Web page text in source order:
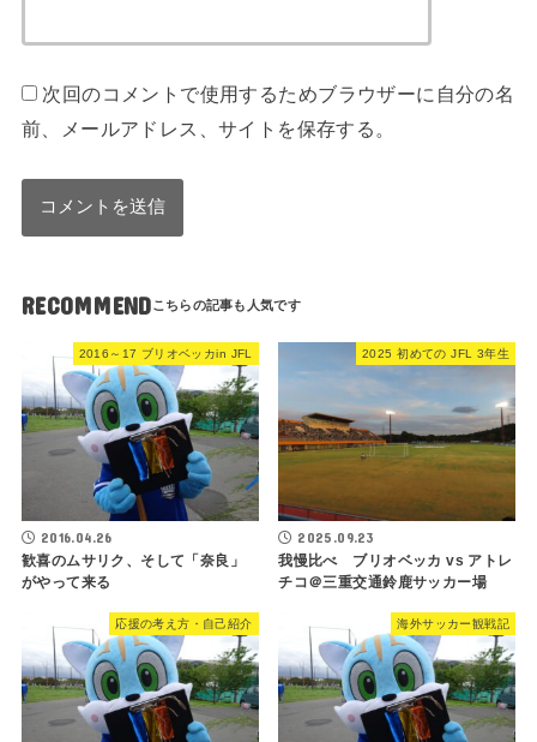
次回のコメントで使用するためブラウザーに自分の名
前、メールアドレス、サイトを保存する。
RECOMMEND
2016～17 ブリオベッカin JFL
2016.04.26
歓喜のムサリク、そして「奈良」
がやって来る
2025 初めての JFL 3年生
2025.09.23
我慢比べ ブリオベッカ vs アトレ
チコ＠三重交通鈴鹿サッカー場
応援の考え方・自己紹介 海外サッカー観戦記